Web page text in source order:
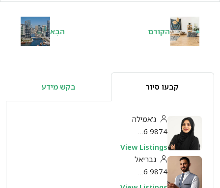
הקודם הַבָּא
קבעו סיור בקש מידע
ג’אמילה
321 456 9874
View Listings
גבריאל
321 456 9874